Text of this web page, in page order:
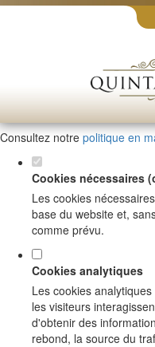
Définissez vos
cookies pour ce
Ce website utilise des
fonctionnels pour vous offrir
l'accès à toutes les
Consultez notre politique en
Cookies nécessaires
Les cookies
base du website et,
comme prévu.
Cookies analytiques
Les cookies
les visiteurs
d'obtenir des
rebond, la source du